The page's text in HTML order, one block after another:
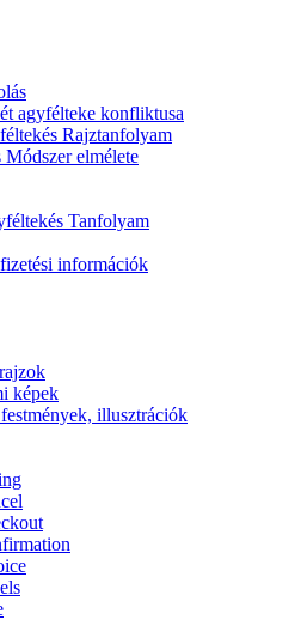
agyfélteke konfliktusa
Rajztanfolyam
elmélete
Tanfolyam
információk
képek
illusztrációk